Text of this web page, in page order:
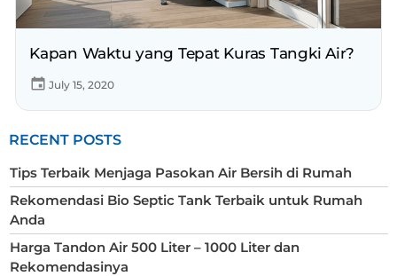
Kapan Waktu yang Tepat Kuras Tangki Air?
July 15, 2020
RECENT POSTS
Tips Terbaik Menjaga Pasokan Air Bersih di Rumah
Rekomendasi Bio Septic Tank Terbaik untuk Rumah
Anda
Harga Tandon Air 500 Liter – 1000 Liter dan
Rekomendasinya